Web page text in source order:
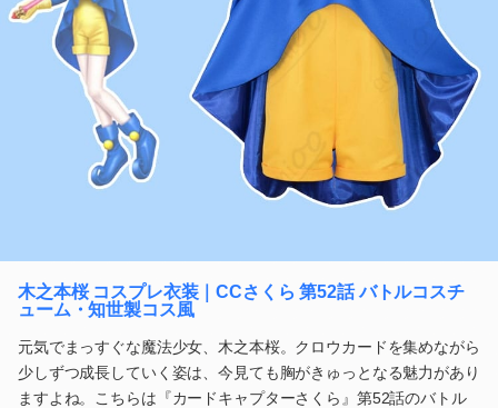
木之本桜 コスプレ衣装｜CCさくら 第52話 バトルコスチ
ューム・知世製コス風
元気でまっすぐな魔法少女、木之本桜。クロウカードを集めながら
少しずつ成長していく姿は、今見ても胸がきゅっとなる魅力があり
ますよね。こちらは『カードキャプターさくら』第52話のバトル